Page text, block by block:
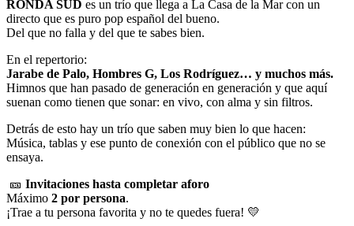
RONDA SUD es un trío que llega a La Casa de la Mar con un
directo que es puro pop español del bueno.
Del que no falla y del que te sabes bien.
En el repertorio:
Jarabe de Palo, Hombres G, Los Rodríguez… y muchos más.
Himnos que han pasado de generación en generación y que aquí
suenan como tienen que sonar: en vivo, con alma y sin filtros.
Detrás de esto hay un trío que saben muy bien lo que hacen:
Música, tablas y ese punto de conexión con el público que no se
ensaya.
🎫 Invitaciones hasta completar aforo
Máximo 2 por persona.
¡Trae a tu persona favorita y no te quedes fuera! 💛